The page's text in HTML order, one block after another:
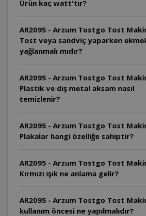
Ürün kaç watt'tır?
AR2095 - Arzum Tostgo Tost
Tost veya sandviç yaparken
yağlanmalı mıdır?
AR2095 - Arzum Tostgo Tost
Plastik ve dış metal aksam nasıl
temizlenir?
AR2095 - Arzum Tostgo Tost
Plakalar hangi özelliğe sahiptir?
AR2095 - Arzum Tostgo Tost
Kırmızı ışık ne anlama gelir?
AR2095 - Arzum Tostgo Tost
kullanım öncesi ne yapılmalıdır?